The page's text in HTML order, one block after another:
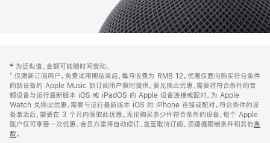
页
页
脚
注
‡ 为近似值。金额可能随时间变动。
⁺ 仅限新订阅用户。免费试用期结束后，每月收费为 RMB 12。优惠仅面向购买符合条件
的新设备的 Apple Music 新订阅用户限时提供。要兑换此优惠，需要将符合条件的音
频设备与运行最新版本 iOS 或 iPadOS 的 Apple 设备连接或配对。为 Apple
Watch 兑换此优惠，需要与运行最新版本 iOS 的 iPhone 连接或配对。符合条件的设
备激活后，需要在 3 个月内领取此优惠。无论购买多少件符合条件的设备，每个 Apple
账户仅可享受一次优惠。会员方案将自动续订，直至取消订阅。须遵循限制条件和其他条
款。